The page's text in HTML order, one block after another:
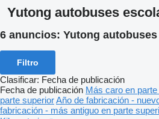
Yutong autobuses
6 anuncios: Yutong
Filtro
Clasificar: Fecha de publicación
Fecha de publicación Más caro en
parte superiorAño de fabricación -
fabricación - más antiguo en parte